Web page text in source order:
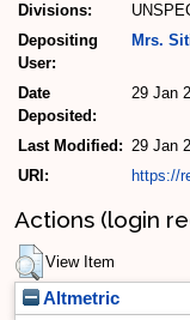
Divisions:
Depositing
User:
Mrs.
Date
Deposited:
29 Jan
Last Modified: 29 Jan
URI:
https://
Actions (login
View Item
Altmetric